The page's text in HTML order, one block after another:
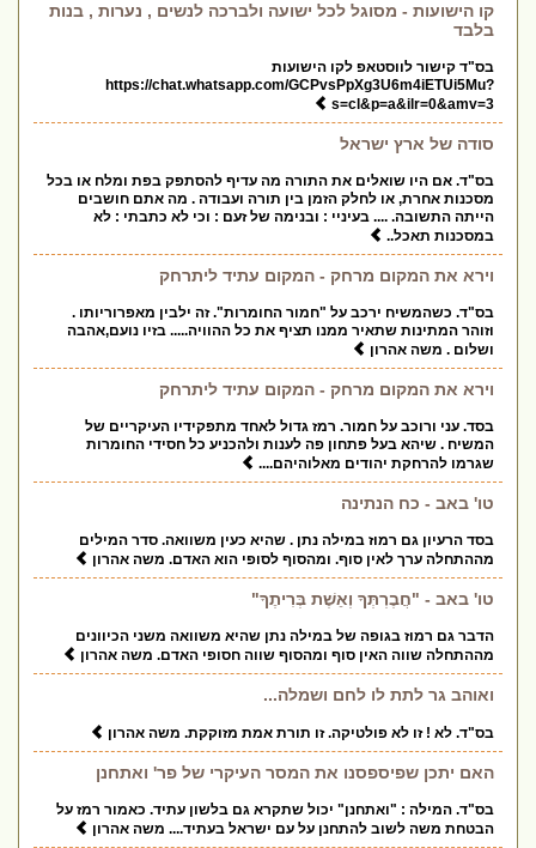
קו הישועות - מסוגל לכל ישועה ולברכה לנשים , נערות , בנות
בלבד
בס"ד קישור לווסטאפ לקו הישועות
https://chat.whatsapp.com/GCPvsPpXg3U6m4iETUi5Mu?
s=cl&p=a&ilr=0&amv=3
סודה של ארץ ישראל
בס"ד. אם היו שואלים את התורה מה עדיף להסתפק בפת ומלח או בכל
מסכנות אחרת, או לחלק הזמן בין תורה ועבודה . מה אתם חושבים
הייתה התשובה. .... בעיניי : ובנימה של זעם : וכי לא כתבתי : לא
במסכנות תאכל..
וירא את המקום מרחק - המקום עתיד ליתרחק
בס"ד. כשהמשיח ירכב על "חמור החומרות". זה ילבין מאפרוריותו .
וזוהר המתינות שתאיר ממנו תציף את כל ההוויה..... בזיו נועם,אהבה
ושלום . משה אהרון
וירא את המקום מרחק - המקום עתיד ליתרחק
בסד. עני ורוכב על חמור. רמז גדול לאחד מתפקידיו העיקריים של
המשיח . שיהא בעל פתחון פה לענות ולהכניע כל חסידי החומרות
שגרמו להרחקת יהודים מאלוהיהם....
טו' באב - כח הנתינה
בסד הרעיון גם רמוז במילה נתן . שהיא כעין משוואה. סדר המילים
מההתחלה ערך לאין סוף. ומהסוף לסופי הוא האדם. משה אהרון
טו' באב - "חֲבֶרְתְּךָ וְאֵשֶׁת בְּרִיתֶךָ"
הדבר גם רמוז בגופה של במילה נתן שהיא משוואה משני הכיוונים
מההתחלה שווה האין סוף ומהסוף שווה חסופי האדם. משה אהרון
ואוהב גר לתת לו לחם ושמלה...
בס"ד. לא ! זו לא פולטיקה. זו תורת אמת מזוקקת. משה אהרון
האם יתכן שפיספסנו את המסר העיקרי של פר' ואתחנן
בס"ד. המילה : "ואתחנן" יכול שתקרא גם בלשון עתיד. כאמור רמז על
הבטחת משה לשוב להתחנן על עם ישראל בעתיד.... משה אהרון